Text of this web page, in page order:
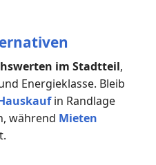
im Stadtteil,
Energieklasse. Bleib
in Randlage
während Mieten